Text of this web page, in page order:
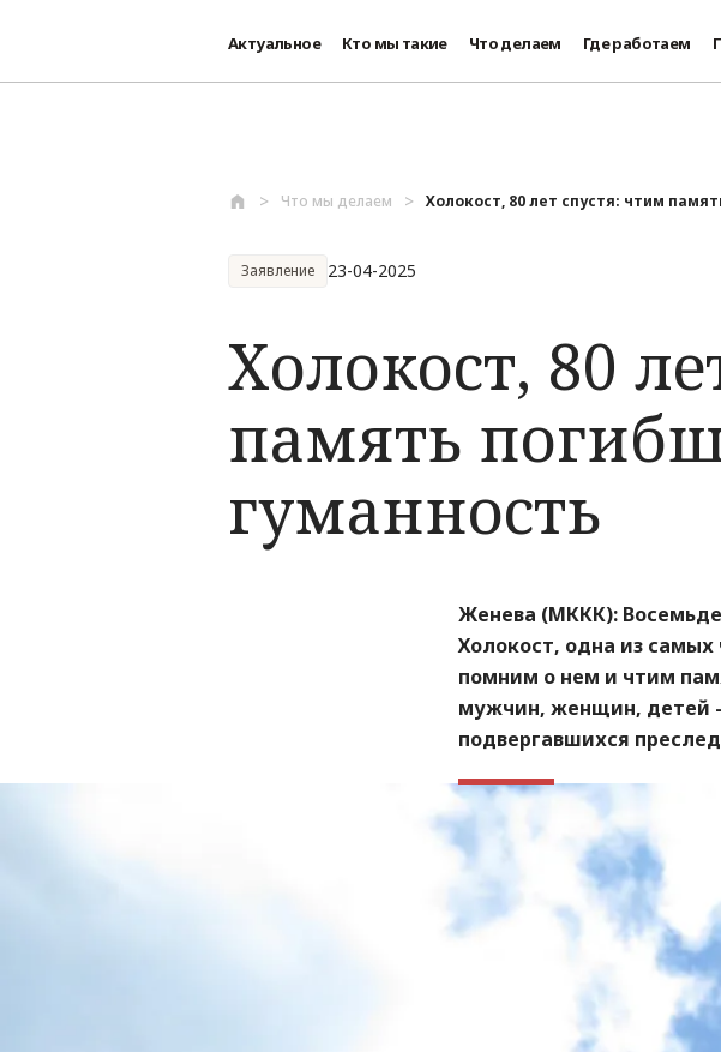
Актуальное Кто мы такие Что делаем Где работаем
Что мы делаем Холокост, 80 лет спустя: чтим
Заявление 23-04-2025
Холокост, 80
память
гуманность
Женева (МККК):
Холокост, одна из
помним о нем и чтим
мужчин, женщин, детей
подвергавшихся